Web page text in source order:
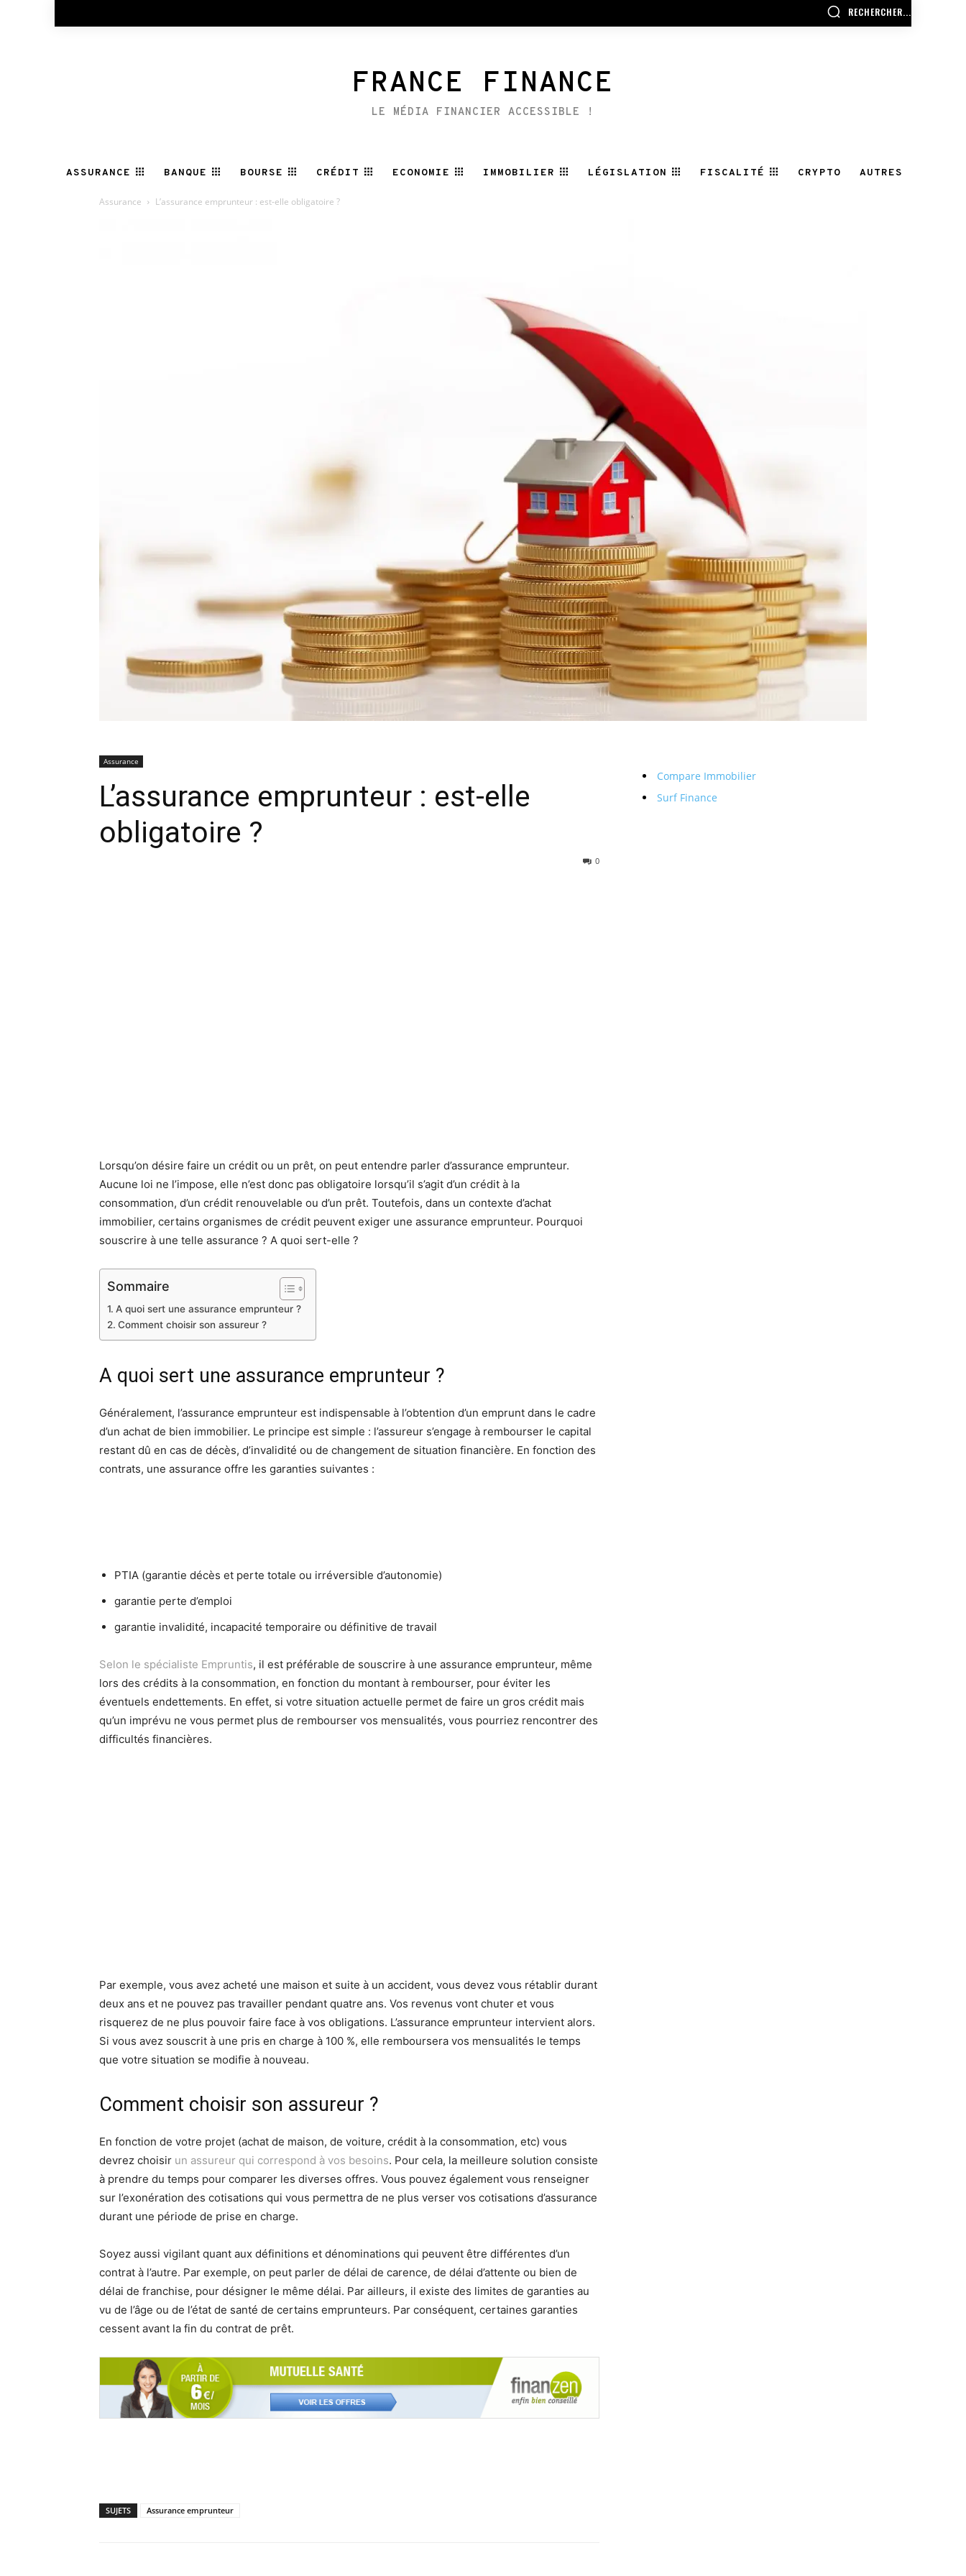
RECHERCHER...
FRANCE FINANCE
LE MÉDIA FINANCIER ACCESSIBLE !
ASSURANCE BANQUE BOURSE CRÉDIT ECONOMIE IMMOBILIER LÉGISLATION FISCALITÉ CRYPTO AUTRES
Assurance L’assurance emprunteur : est-elle obligatoire ?
Assurance
L’assurance emprunteur : est-elle
obligatoire ?
0
Lorsqu’on désire faire un crédit ou un prêt, on peut entendre parler d’assurance emprunteur.
Aucune loi ne l’impose, elle n’est donc pas obligatoire lorsqu’il s’agit d’un crédit à la
consommation, d’un crédit renouvelable ou d’un prêt. Toutefois, dans un contexte d’achat
immobilier, certains organismes de crédit peuvent exiger une assurance emprunteur. Pourquoi
souscrire à une telle assurance ? A quoi sert-elle ?
Sommaire
A quoi sert une assurance emprunteur ?
Comment choisir son assureur ?
A quoi sert une assurance emprunteur ?
Généralement, l’assurance emprunteur est indispensable à l’obtention d’un emprunt dans le cadre
d’un achat de bien immobilier. Le principe est simple : l’assureur s’engage à rembourser le capital
restant dû en cas de décès, d’invalidité ou de changement de situation financière. En fonction des
contrats, une assurance offre les garanties suivantes :
PTIA (garantie décès et perte totale ou irréversible d’autonomie)
garantie perte d’emploi
garantie invalidité, incapacité temporaire ou définitive de travail
Selon le spécialiste Empruntis, il est préférable de souscrire à une assurance emprunteur, même
lors des crédits à la consommation, en fonction du montant à rembourser, pour éviter les
éventuels endettements. En effet, si votre situation actuelle permet de faire un gros crédit mais
qu’un imprévu ne vous permet plus de rembourser vos mensualités, vous pourriez rencontrer des
difficultés financières.
Par exemple, vous avez acheté une maison et suite à un accident, vous devez vous rétablir durant
deux ans et ne pouvez pas travailler pendant quatre ans. Vos revenus vont chuter et vous
risquerez de ne plus pouvoir faire face à vos obligations. L’assurance emprunteur intervient alors.
Si vous avez souscrit à une pris en charge à 100 %, elle remboursera vos mensualités le temps
que votre situation se modifie à nouveau.
Comment choisir son assureur ?
En fonction de votre projet (achat de maison, de voiture, crédit à la consommation, etc) vous
devrez choisir un assureur qui correspond à vos besoins. Pour cela, la meilleure solution consiste
à prendre du temps pour comparer les diverses offres. Vous pouvez également vous renseigner
sur l’exonération des cotisations qui vous permettra de ne plus verser vos cotisations d’assurance
durant une période de prise en charge.
Soyez aussi vigilant quant aux définitions et dénominations qui peuvent être différentes d’un
contrat à l’autre. Par exemple, on peut parler de délai de carence, de délai d’attente ou bien de
délai de franchise, pour désigner le même délai. Par ailleurs, il existe des limites de garanties au
vu de l’âge ou de l’état de santé de certains emprunteurs. Par conséquent, certaines garanties
cessent avant la fin du contrat de prêt.
SUJETS Assurance emprunteur
Compare Immobilier
Surf Finance